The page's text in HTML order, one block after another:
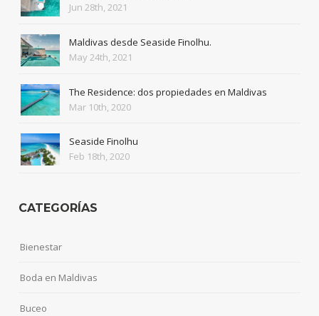
Jun 28th, 2021
Maldivas desde Seaside Finolhu.
May 24th, 2021
The Residence: dos propiedades en Maldivas
Mar 10th, 2020
Seaside Finolhu
Feb 18th, 2020
CATEGORÍAS
Bienestar
Boda en Maldivas
Buceo